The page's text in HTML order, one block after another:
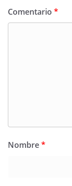
Comentario *
Nombre*